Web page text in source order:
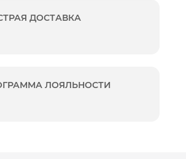
ДОСТАВКА
ЛОЯЛЬНОСТИ